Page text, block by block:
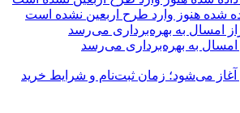
امسال به بهره‌برداری می‌رسد
می‌شود؛ زمان ثبت‌نام و شرایط خرید